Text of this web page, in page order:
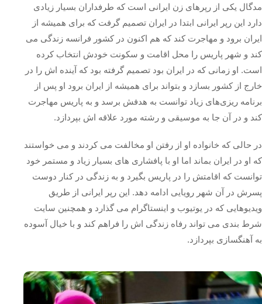
مدگال یکی از رپرهای زن ایرانی است که طرفداران بسیار زیادی
دارد این رپر ایرانی ابتدا در ایران تصمیم گرفت که برای همیشه از
ایران برود و مهاجرت کند که هم اکنون در کشور فرانسه زندگی می‌
کند و شهر پاریس را محل اقامت و سکونت خودش انتخاب کرده
است. او زمانی که در ایران بود تصمیم گرفته بود که آینده اش را در
خارج از کشور بسازد و بتواند برای همیشه از ایران برود او پس از
برنامه‌ ریزی‌های زیاد توانست به هدفش برسد و به پاریس مهاجرت
کند و در آن جا به موسیقی و رشته مورد علاقه اش بپردازد.
در حالی که خانواده او از رفتن او مخالفت می کردند و می خواستند
که او در ایران بماند اما او با پافشاری های بسیار زیاد و مستمر خود
توانست که اقامتش را در پاریس بگیرد و به زندگی در کنار دوست
پسرش در آن شهر رویایی ادامه دهد. این رپر ایرانی از طریق
ویدیوهایی که در یوتیوب و اینستاگرام می‌ گذارد و همچنین سایت
شرط بندی می تواند رفاه زندگی‌ اش را فراهم کند و با خیال آسوده
به آهنگسازی بپردازد.